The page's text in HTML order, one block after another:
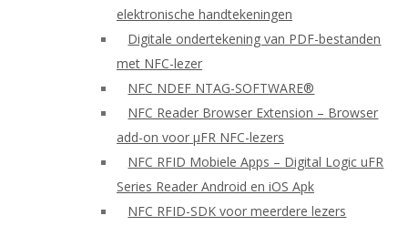
elektronische handtekeningen
Digitale ondertekening van PDF-bestanden
met NFC-lezer
NFC NDEF NTAG-SOFTWARE®
NFC Reader Browser Extension – Browser
add-on voor μFR NFC-lezers
NFC RFID Mobiele Apps – Digital Logic uFR
Series Reader Android en iOS Apk
NFC RFID-SDK voor meerdere lezers